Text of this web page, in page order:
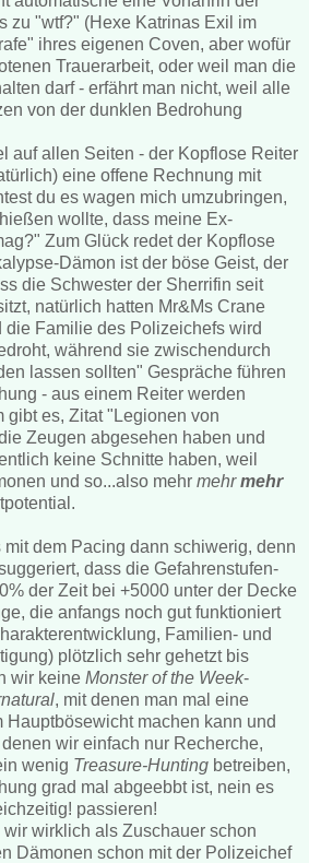
zu "wtf?" (Hexe Katrinas Exil im
ihres eigenen Coven, aber wofür
Trauerarbeit, oder weil man die
darf - erfährt man nicht, weil alle
von der dunklen Bedrohung
auf allen Seiten - der Kopflose Reiter
eine offene Rechnung mit
du es wagen mich umzubringen,
wollte, dass meine Ex-
Zum Glück redet der Kopflose
Dämon ist der böse Geist, der
die Schwester der Sherrifin seit
natürlich hatten Mr&Ms Crane
Familie des Polizeichefs wird
während sie zwischendurch
lassen sollten" Gespräche führen
- aus einem Reiter werden
gibt es, Zitat "Legionen von
Zeugen abgesehen haben und
keine Schnitte haben, weil
und so...also mehr mehrmehr
dem Pacing dann schiwerig, denn
dass die Gefahrenstufen-
der Zeit bei +5000 unter der Decke
die anfangs noch gut funktioniert
Familien- und
plötzlich sehr gehetzt bis
wir keine Monster of the Week-
, mit denen man mal eine
Hauptbösewicht machen kann und
wir einfach nur Recherche,
wenig Treasure-Hunting betreiben,
grad mal abgeebbt ist, nein es
passieren!
wirklich als Zuschauer schon
Dämonen schon mit der Polizeichef